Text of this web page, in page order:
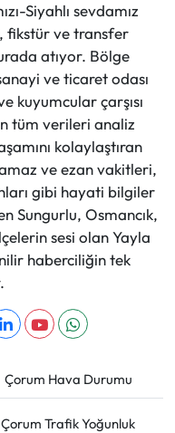
Siyahlı sevdamız
fikstür ve transfer
atıyor. Bölge
ve ticaret odası
kuyumcular çarşısı
tüm verileri analiz
kolaylaştıran
ve ezan vakitleri,
gibi hayati bilgiler
Sungurlu, Osmancık,
sesi olan Yayla
haberciliğin tek
Çorum Hava Durumu
Çorum Trafik Yoğunluk